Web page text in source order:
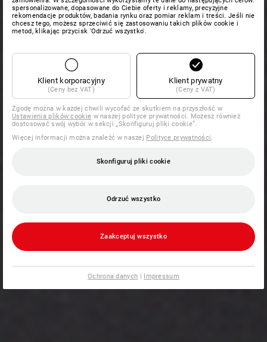
spersonalizowane, dopasowane do Ciebie oferty i reklamy, precyzyjne
rekomendacje produktów, badania rynku oraz pomiar reklam i treści. Jeśli nie
chcesz tego, możesz sprzeciwić się zastosowaniu takich plików cookie i
metod, klikając przycisk 'Odrzuć wszystko'.
Klient korporacyjny
(Ceny bez VAT)
Klient prywatny
(Ceny z VAT)
Zgodę można w każdej chwili wycofać ze skutkiem na przyszłość w
Ustawienia plików cookie w naszej polityce prywatności. Możesz również
dostosować swój wybór w sekcji „Skonfiguruj pliki cookie”.
Więcej informacji można znaleźć w naszej Polityce prywatności.
Skonfiguruj pliki cookie
Odrzuć wszystko
Zaakceptuj wszystko
Ochrona danych | Impressum